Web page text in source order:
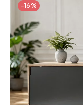
Anzahl der Pakete
Paketgewicht
39 kg
Maximale Traglast
150 kg Pro
-16%